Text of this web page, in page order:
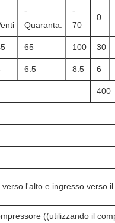
-
Quaranta.
-
70
0
65 100 30
6.5 8.5 6
400
l'alto e ingresso verso il
((utilizzando il